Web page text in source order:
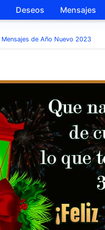
Skip to main content
Deseos Mensajes
Mensajes de Año Nuevo 2023